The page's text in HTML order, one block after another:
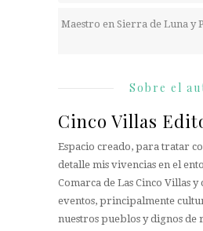
Maestro en Sierra de Luna y
Sobre el
Cinco Villas
Espacio creado, para tratar
detalle mis vivencias en el
Comarca de Las Cinco Villas
eventos, principalmente
nuestros pueblos y dignos de